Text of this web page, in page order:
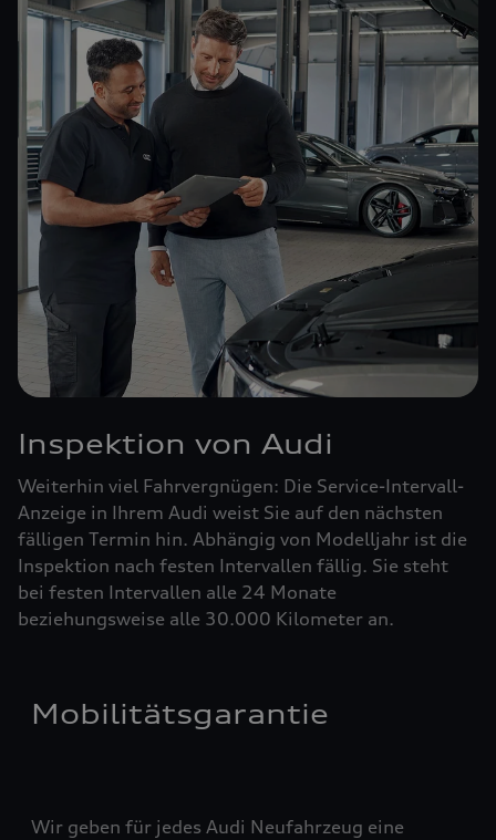
Inspektion von Audi
Weiterhin viel Fahrvergnügen: Die Service-Intervall-
Anzeige in Ihrem Audi weist Sie auf den nächsten
fälligen Termin hin. Abhängig von Modelljahr ist die
Inspektion nach festen Intervallen fällig. Sie steht
bei festen Intervallen alle 24 Monate
beziehungsweise alle 30.000 Kilometer an.
Mobilitätsgarantie
Wir geben für jedes Audi Neufahrzeug eine